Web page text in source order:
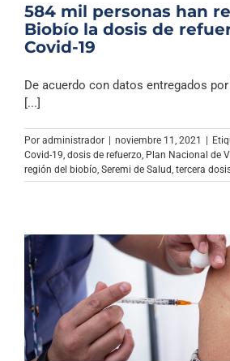
584 mil personas han
Biobío la dosis de
Covid-19
De acuerdo con datos entregados
[...]
Por administrador | noviembre 11, 2021 |
Covid-19 dosis de refuerzo Plan Nacional de
región del biobío Seremi de Salud tercera